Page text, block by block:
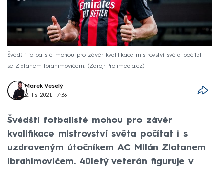
Švédští fotbalisté mohou pro závěr kvalifikace mistrovství světa počítat i
se Zlatanem Ibrahimovičem.
Zdroj: Profimedia.cz
Marek Veselý
2. lis 2021, 17:38
Švédští fotbalisté mohou pro závěr
kvalifikace mistrovství světa počítat i s
uzdraveným útočníkem AC Milán Zlatanem
Ibrahimovičem. 40letý veterán figuruje v